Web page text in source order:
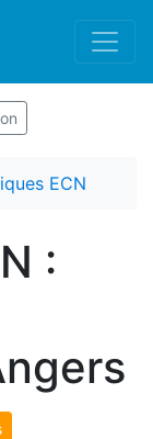
ECN
: